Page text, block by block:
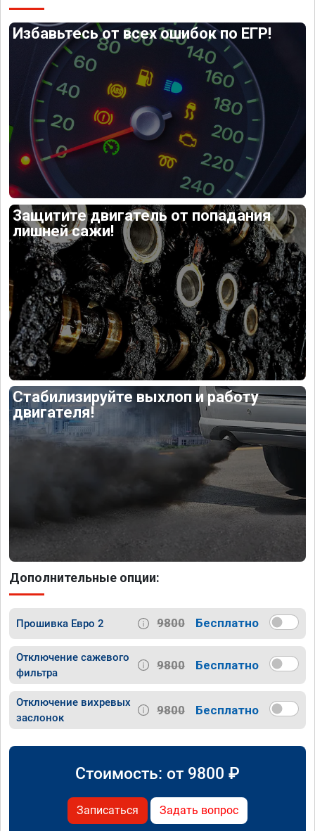
Избавьтесь от всех ошибок по ЕГР!
Защитите двигатель от попадания
лишней сажи!
Стабилизируйте выхлоп и работу
двигателя!
Дополнительные опции:
Прошивка Евро 2 9800 Бесплатно
Отключение сажевого
фильтра
9800 Бесплатно
Отключение вихревых
заслонок
9800 Бесплатно
Стоимость: от 9800 ₽
Записаться Задать вопрос